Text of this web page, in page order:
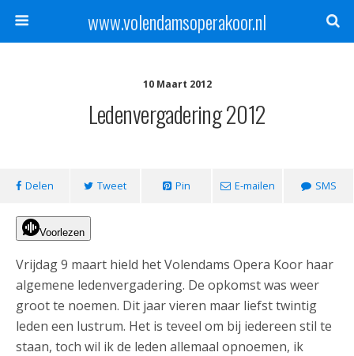
www.volendamsoperakoor.nl
10 Maart 2012
Ledenvergadering 2012
Delen Tweet Pin E-mailen SMS
Voorlezen
Vrijdag 9 maart hield het Volendams Opera Koor haar
algemene ledenvergadering. De opkomst was weer
groot te noemen. Dit jaar vieren maar liefst twintig
leden een lustrum. Het is teveel om bij iedereen stil te
staan, toch wil ik de leden allemaal opnoemen, ik